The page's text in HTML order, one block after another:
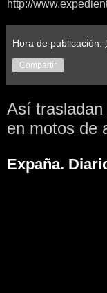
http://
Hora de publicación:
Compartir
Así
en motos de
Expaña.